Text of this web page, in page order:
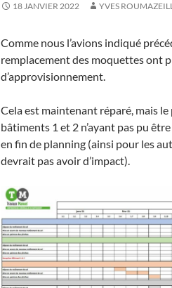
18 JANVIER 2022 YVES
Comme nous l’avions indiqué
remplacement des moquettes ont
d’approvisionnement.
Cela est maintenant réparé, mais
bâtiments 1 et 2 n’ayant pas pu
en fin de planning (ainsi pour les
devrait pas avoir d’impact).